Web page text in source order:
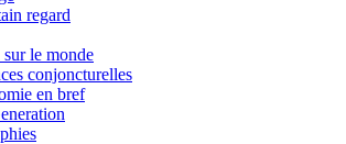
regard
sur le monde
conjoncturelles
en bref